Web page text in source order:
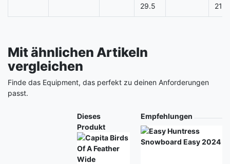
29.5
21.0
Mit ähnlichen Artikeln
vergleichen
Finde das Equipment, das perfekt zu deinen Anforderungen
passt.
Dieses
Produkt
Empfehlungen